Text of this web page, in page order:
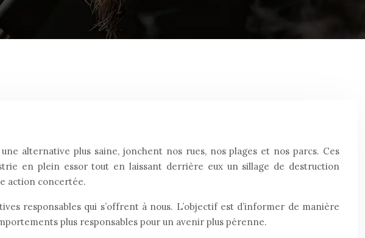
alternative plus saine, jonchent nos rues, nos plages et nos parcs. Ces
en plein essor tout en laissant derrière eux un sillage de destruction
action concertée.
responsables qui s’offrent à nous. L’objectif est d’informer de manière
plus responsables pour un avenir plus pérenne.